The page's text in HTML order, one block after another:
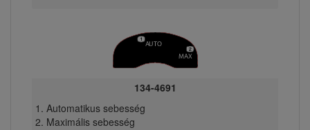
134-4691
Automatikus sebesség
Maximális sebesség